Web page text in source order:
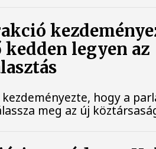
legyen az
hogy a
meg az új